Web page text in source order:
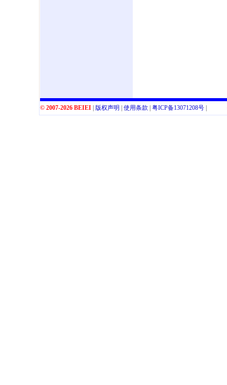
© 2007-2026 BEIEI| 版权声明 使用条款 粤ICP备13071208号|